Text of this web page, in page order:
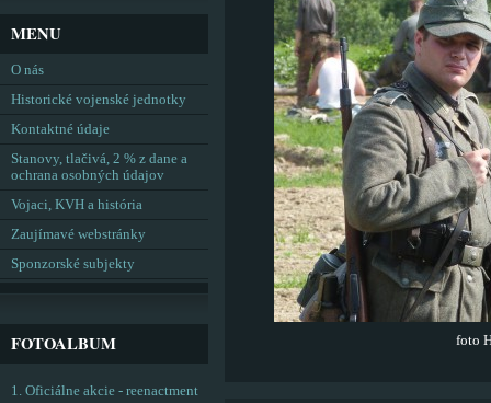
foto
MENU
O nás
Historické vojenské jednotky
Kontaktné údaje
Stanovy, tlačivá, 2 % z dane a
ochrana osobných údajov
Vojaci, KVH a história
Zaujímavé webstránky
Sponzorské subjekty
FOTOALBUM
1. Oficiálne akcie - reenactment